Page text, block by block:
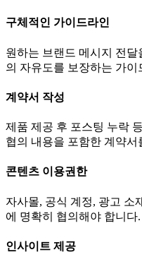
구체적인 가이드라인
원하는 브랜드 메시지 전
의 자유도를 보장하는 가
계약서 작성
제품 제공 후 포스팅 누락
협의 내용을 포함한 계약서
콘텐츠 이용권한
자사몰, 공식 계정, 광고 소
에 명확히 협의해야 합니다.
인사이트 제공